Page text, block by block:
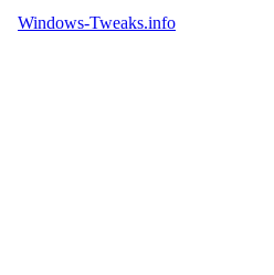
Windows-Tweaks.info